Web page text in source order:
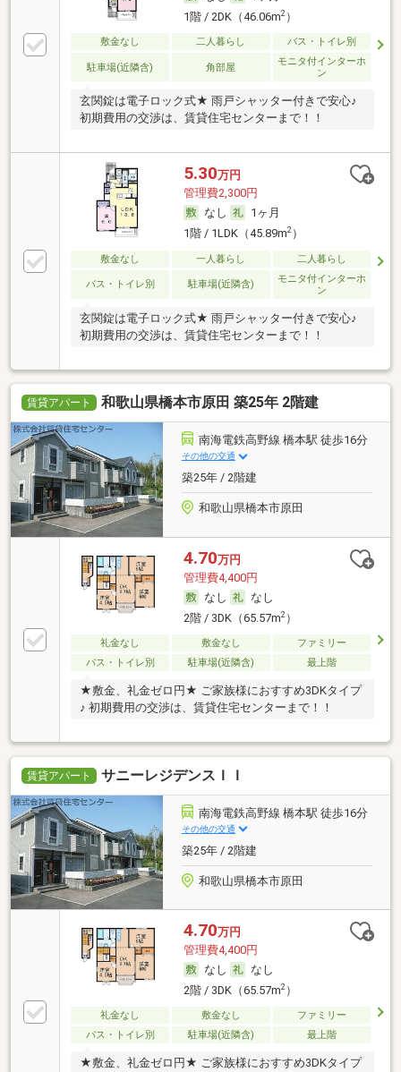
1階 / 2DK（46.06m2）
敷金なし 二人暮らし バス・トイレ別
駐車場(近隣含) 角部屋
モニタ付インターホ
ン
玄関錠は電子ロック式★ 雨戸シャッター付きで安心♪
初期費用の交渉は、賃貸住宅センターまで！！
5.30万円
管理費2,300円
なし
1ヶ月
1階 / 1LDK（45.89m2）
敷金なし 一人暮らし 二人暮らし
バス・トイレ別 駐車場(近隣含)
モニタ付インターホ
ン
玄関錠は電子ロック式★ 雨戸シャッター付きで安心♪
初期費用の交渉は、賃貸住宅センターまで！！
賃貸アパート 和歌山県橋本市原田 築25年 2階建
南海電鉄高野線 橋本駅 徒歩16分
その他の交通
築25年 / 2階建
和歌山県橋本市原田
4.70万円
管理費4,400円
なし
なし
2階 / 3DK（65.57m2）
礼金なし 敷金なし
ファミリー
バス・トイレ別
駐車場(近隣含) 最上階
★敷金、礼金ゼロ円★ ご家族様におすすめ3DKタイプ
♪ 初期費用の交渉は、賃貸住宅センターまで！！
賃貸アパート サニーレジデンスＩＩ
南海電鉄高野線 橋本駅 徒歩16分
その他の交通
築25年 / 2階建
和歌山県橋本市原田
4.70万円
管理費4,400円
なし
なし
2階 / 3DK（65.57m2）
礼金なし 敷金なし
ファミリー
バス・トイレ別
駐車場(近隣含) 最上階
★敷金、礼金ゼロ円★ ご家族様におすすめ3DKタイプ